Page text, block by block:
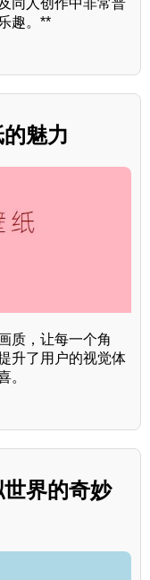
趣。**
魅力
质，让每一个角
升了用户的视觉体
。
界的奇妙